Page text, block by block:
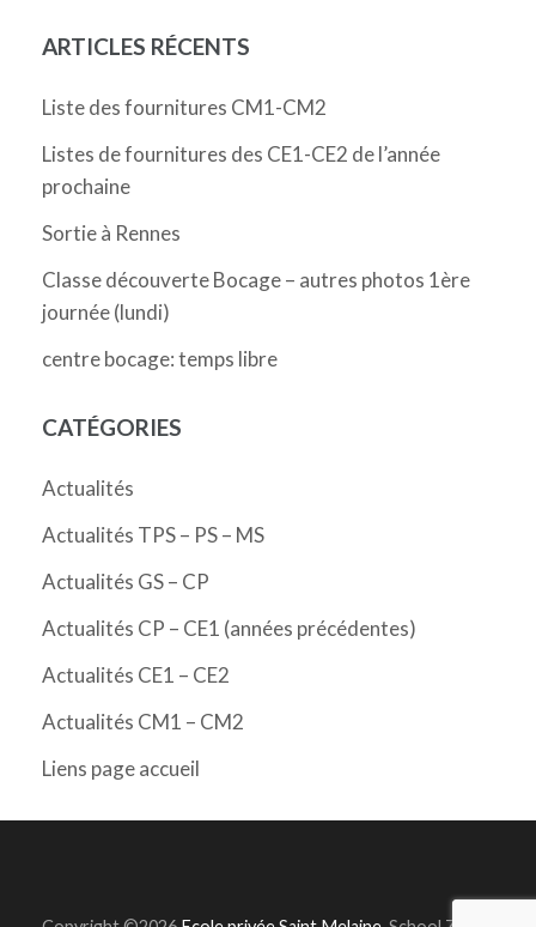
ARTICLES RÉCENTS
Liste des fournitures CM1-CM2
Listes de fournitures des CE1-CE2 de l’année
prochaine
Sortie à Rennes
Classe découverte Bocage – autres photos 1ère
journée (lundi)
centre bocage: temps libre
CATÉGORIES
Actualités
Actualités TPS – PS – MS
Actualités GS – CP
Actualités CP – CE1 (années précédentes)
Actualités CE1 – CE2
Actualités CM1 – CM2
Liens page accueil